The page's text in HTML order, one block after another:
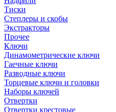
Тиски
Степлеры и скобы
Экстракторы
Прочее
Ключи
Динамометрические ключи
Гаечные ключи
Разводные ключи
Торцевые ключи и головки
Наборы ключей
Отвертки
Отвертки крестовые